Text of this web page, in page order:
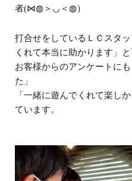
者(⋈◍＞◡＜◍）
打合せをしているＬＣスタ
くれて本当に助かります」と
お客様からのアンケートに
た」
「一緒に遊んでくれて楽し
ています。